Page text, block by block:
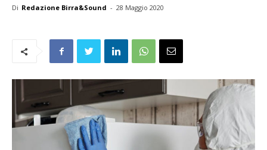
Di Redazione Birra&Sound - 28 Maggio 2020